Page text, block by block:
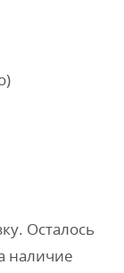
Осталось
наличие